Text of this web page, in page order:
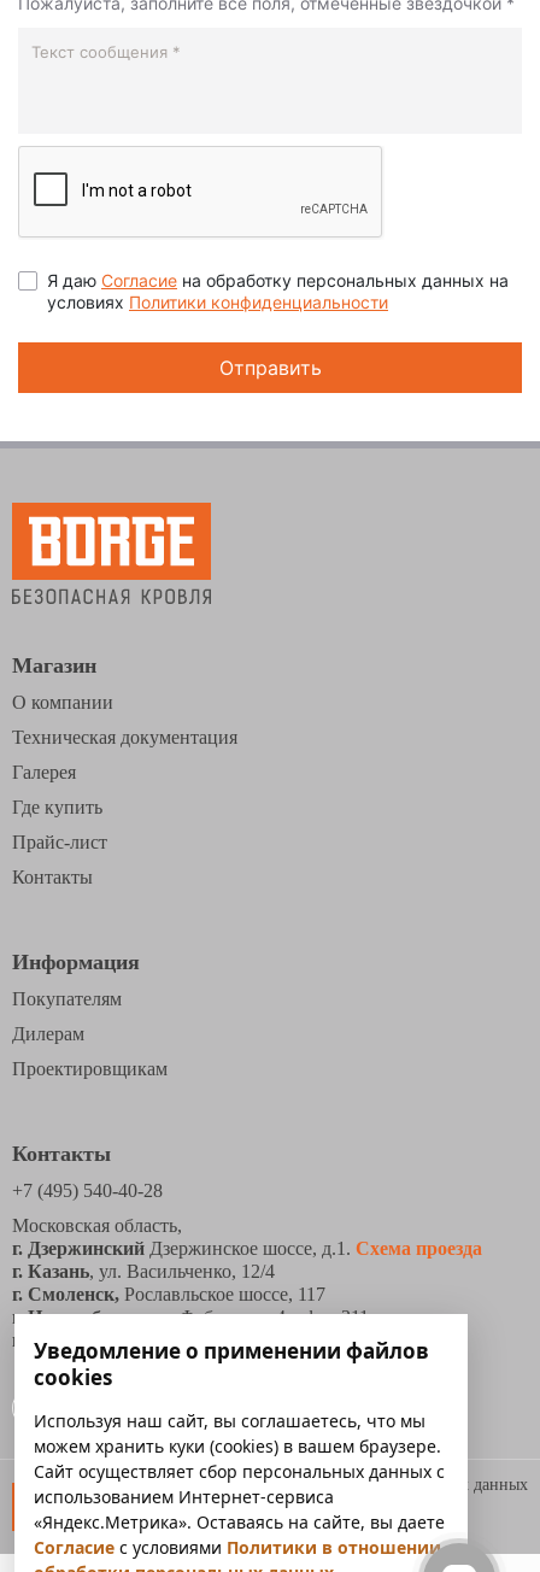
Я даю Согласие на обработку персональных данных на
условиях Политики конфиденциальности
Магазин
О компании
Техническая документация
Галерея
Где купить
Прайс-лист
Контакты
Информация
Покупателям
Дилерам
Проектировщикам
Контакты
+7 (495) 540-40-28
Московская область,
г. Дзержинский Дзержинское шоссе, д.1. Схема проезда
г. Казань, ул. Васильченко, 12/4
г. Смоленск, Рославльское шоссе, 117
г. Новосибирск, ул. Фабричная 4, офис 311
г. Каменск-Уральский
, ул. Рябова, д. 6б, помещ.3.
Политика обработки персональных данных
Условия труда
Сообщить об ошибке
Уведомление о применении файлов
cookies
Используя наш сайт, вы соглашаетесь, что мы
можем хранить куки (cookies) в вашем браузере.
Сайт осуществляет сбор персональных данных с
использованием Интернет-сервиса
«Яндекс.Метрика». Оставаясь на сайте, вы даете
Согласие с условиями Политики в отношении